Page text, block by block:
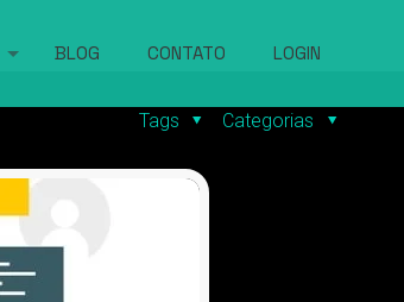
BLOG CONTATO LOGIN
Categorias
Tags